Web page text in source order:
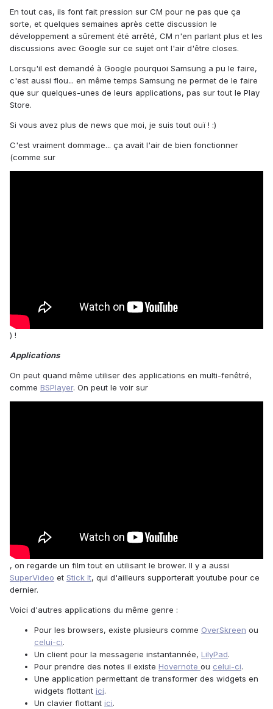
En tout cas, ils font fait pression sur CM pour ne pas que ça
sorte, et quelques semaines après cette discussion le
développement a sûrement été arrêté, CM n'en parlant plus et les
discussions avec Google sur ce sujet ont l'air d'être closes.
Lorsqu'il est demandé à Google pourquoi Samsung a pu le faire,
c'est aussi flou... en même temps Samsung ne permet de le faire
que sur quelques-unes de leurs applications, pas sur tout le Play
Store.
Si vous avez plus de news que moi, je suis tout ouï ! :)
C'est vraiment dommage... ça avait l'air de bien fonctionner
(comme sur
) !
Applications
On peut quand même utiliser des applications en multi-fenêtré,
comme BSPlayer. On peut le voir sur
, on regarde un film tout en utilisant le brower. Il y a aussi
SuperVideo et Stick It, qui d'ailleurs supporterait youtube pour ce
dernier.
Voici d'autres applications du même genre :
Pour les browsers, existe plusieurs comme OverSkreen ou
celui-ci.
Un client pour la messagerie instantannée, LilyPad.
Pour prendre des notes il existe Hovernote ou celui-ci.
Une application permettant de transformer des widgets en
widgets flottant ici.
Un clavier flottant ici.